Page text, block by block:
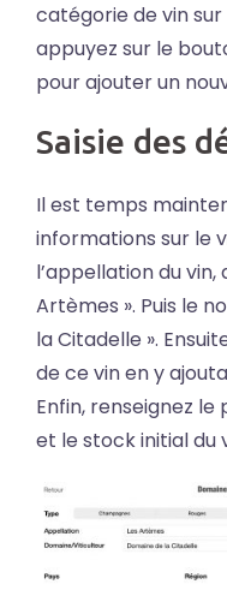
catégorie de vin sur
appuyez sur le
pour ajouter un
Saisie des
Il est temps
informations sur le
l’appellation du vin,
Artèmes ». Puis le
la Citadelle ».
de ce vin en y
Enfin, renseignez le
et le stock initial du